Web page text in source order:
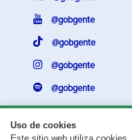
Uso de cookies
@gobgente
@gobgente
@gobgente
@gobgente